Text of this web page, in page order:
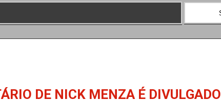
DE NICK MENZA É DIVULGADO